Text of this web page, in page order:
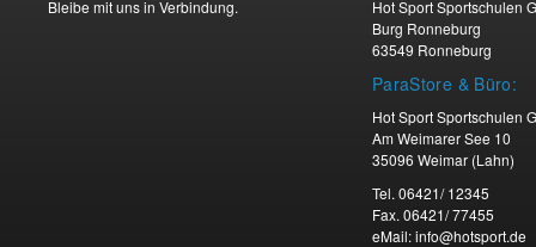
Bleibe mit uns in Verbindung.
Hot Sport Sportschulen
Burg Ronneburg
63549 Ronneburg
ParaStore & Büro:
Hot Sport Sportschulen
Am Weimarer See 10
35096 Weimar (Lahn)
Tel. 06421/ 12345
Fax. 06421/ 77455
eMail: info@hotsport.de